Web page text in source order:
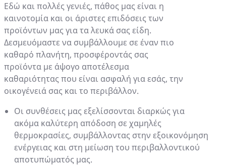
Εδώ και πολλές γενιές, πάθος μας είναι η
καινοτομία και οι άριστες επιδόσεις των
προϊόντων μας για τα λευκά σας είδη.
Δεσμευόμαστε να συμβάλλουμε σε έναν πιο
καθαρό πλανήτη, προσφέροντάς σας
προϊόντα με άψογο αποτέλεσμα
καθαριότητας που είναι ασφαλή για εσάς, την
οικογένειά σας και το περιβάλλον.
Οι συνθέσεις μας εξελίσσονται διαρκώς για
ακόμα καλύτερη απόδοση σε χαμηλές
θερμοκρασίες, συμβάλλοντας στην εξοικονόμηση
ενέργειας και στη μείωση του περιβαλλοντικού
αποτυπώματός μας.